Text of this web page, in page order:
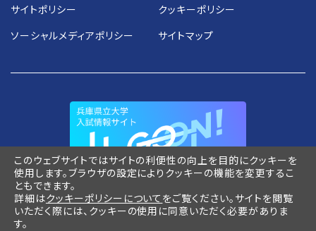
このウェブサイトではサイトの利便性の向上を目的にクッキーを
使用します。ブラウザの設定によりクッキーの機能を変更するこ
ともできます。
詳細はクッキーポリシーについて をご覧ください。サイトを閲覧
いただく際には、クッキーの使用に同意いただく必要がありま
す。
サイトポリシー
クッキーポリシー
ソーシャルメディアポリシー
サイトマップ